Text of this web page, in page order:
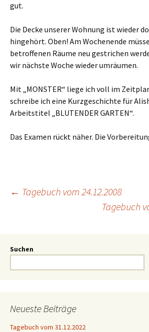
gut.
Die Decke unserer Wohnung ist wieder
hingehört. Oben! Am Wochenende
betroffenen Räume neu gestrichen
wir nächste Woche wieder umräumen.
Mit „MONSTER“ liege ich voll im
schreibe ich eine Kurzgeschichte für
Arbeitstitel „BLUTENDER GARTEN“.
Das Examen rückt näher. Die
← Tagebuch vom 24.12.2008
Tagebuch
Suchen
Neueste Beiträge
Tagebuch vom 31.12.2022